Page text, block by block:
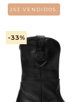
263 VENDIDOS.
-33%